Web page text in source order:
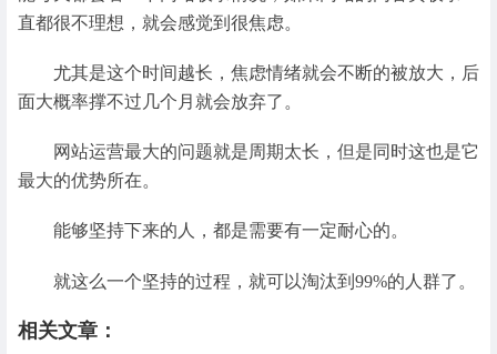
直都很不理想，就会感觉到很焦虑。
尤其是这个时间越长，焦虑情绪就会不断的被放大，后
面大概率撑不过几个月就会放弃了。
网站运营最大的问题就是周期太长，但是同时这也是它
最大的优势所在。
能够坚持下来的人，都是需要有一定耐心的。
就这么一个坚持的过程，就可以淘汰到99%的人群了。
相关文章：